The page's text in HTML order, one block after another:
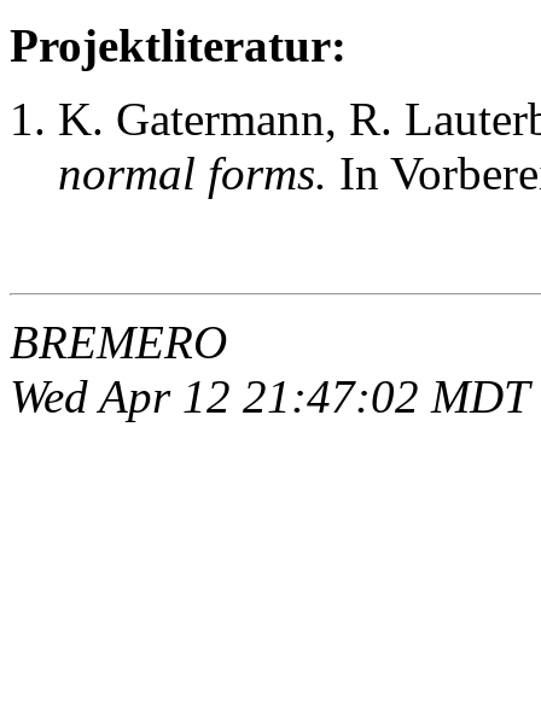
Projektliteratur:
K. Gatermann, R.
normal forms. In
BREMERO
Wed Apr 12 21:47:02 MDT